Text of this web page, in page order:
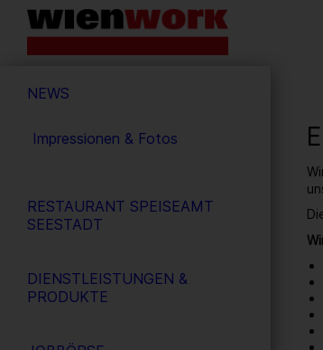
Barrierefreie
Bedienung
Webseite
NEWS
Impressionen & Fotos
RESTAURANT SPEISEAMT
SEESTADT
DIENSTLEISTUNGEN &
PRODUKTE